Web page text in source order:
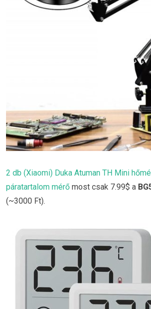
2 db (Xiaomi) Duka Atuman TH Mini
páratartalom mérő most csak 7.99$ a
(~3000 Ft).